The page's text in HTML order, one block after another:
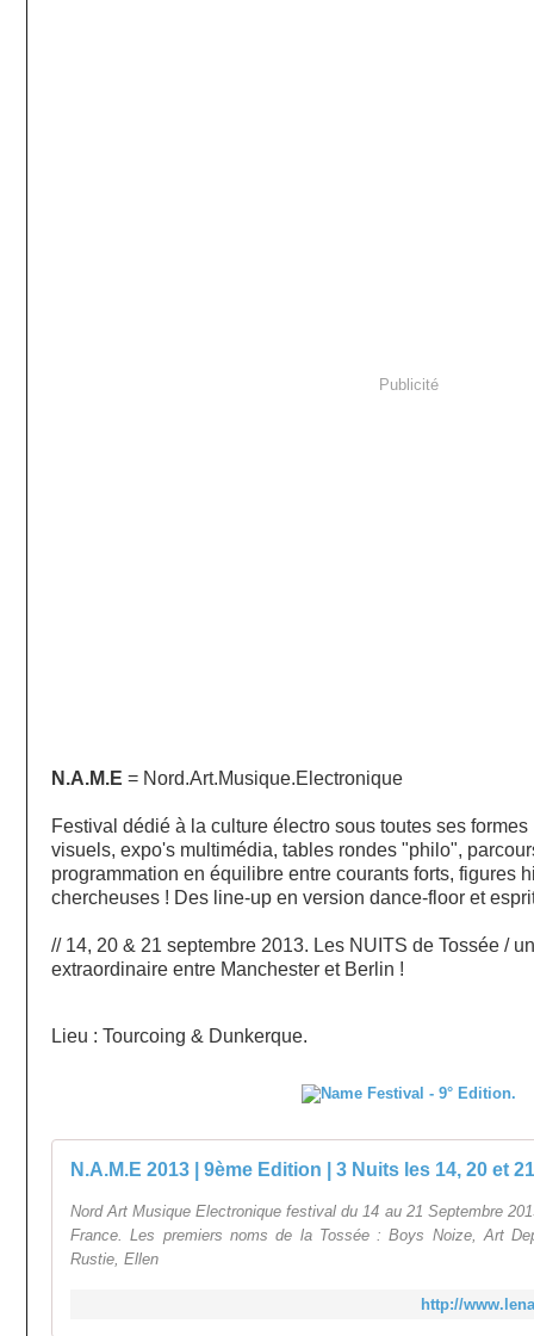
Publicité
N.A.M.E = Nord.Art.Musique.Electronique
Festival dédié à la culture électro sous toutes ses
visuels, expo's multimédia, tables rondes "philo",
programmation en équilibre entre courants forts, figures
chercheuses ! Des line-up en version dance-floor et
// 14, 20 & 21 septembre 2013. Les NUITS de Tossée /
extraordinaire entre Manchester et Berlin !
Lieu : Tourcoing & Dunkerque.
N.A.M.E 2013 | 9ème Edition | 3 Nuits les 14, 20 et
Nord Art Musique Electronique festival du 14 au 21 Septembre
France. Les premiers noms de la Tossée : Boys Noize, Art
Rustie, Ellen
http://